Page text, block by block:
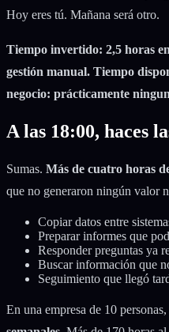
Hoy eres tú. Mañana será otro.
Tiempo invertido: 2,5 horas
gestión manual. Tiempo
negocio: prácticamente
A las 18:00, haces
Sumas. Más de cuatro horas
que no generaron ningún valor
Copiar datos entre
Preparar informes que
Responder preguntas ya
Buscar información que
Seguimiento que llegó
En una empresa de 10